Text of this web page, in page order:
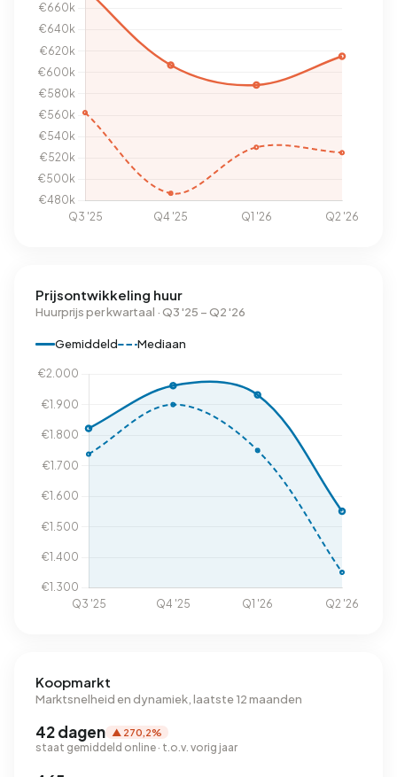
Prijsontwikkeling huur
Huurprijs per kwartaal · Q3 '25 – Q2 '26
Gemiddeld Mediaan
Koopmarkt
Marktsnelheid en dynamiek, laatste 12 maanden
42 dagen ▲ 270,2%
staat gemiddeld online · t.o.v. vorig jaar